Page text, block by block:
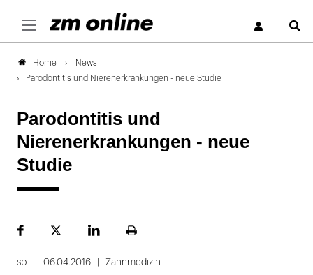
Home
News
Parodontitis und Nierenerkrankungen - neue Studie
Parodontitis und
Nierenerkrankungen - neue
Studie
FacebookPlattformLinekdInSeite
sp 06.04.2016 Zahnmedizin